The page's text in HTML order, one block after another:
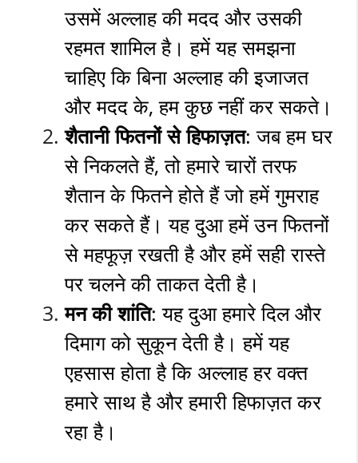
उसमें अल्लाह की मदद और उसकी
रहमत शामिल है। हमें यह समझना
चाहिए कि बिना अल्लाह की इजाजत
और मदद के, हम कुछ नहीं कर सकते।
शैतानी फितनों से हिफाज़त: जब हम घर
से निकलते हैं, तो हमारे चारों तरफ
शैतान के फितने होते हैं जो हमें गुमराह
कर सकते हैं। यह दुआ हमें उन फितनों
से महफूज़ रखती है और हमें सही रास्ते
पर चलने की ताकत देती है।
मन की शांति: यह दुआ हमारे दिल और
दिमाग को सुकून देती है। हमें यह
एहसास होता है कि अल्लाह हर वक्त
हमारे साथ है और हमारी हिफाज़त कर
रहा है।